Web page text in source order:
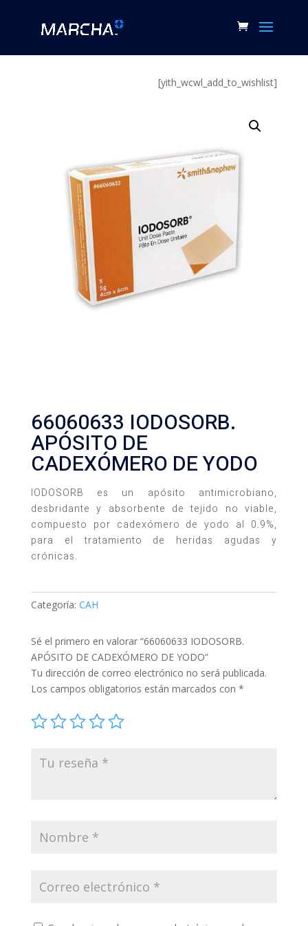
[yith_wcwl_add_to_wishlist]
66060633 IODOSORB.
APÓSITO DE
CADEXÓMERO DE YODO
IODOSORB es un apósito antimicrobiano,
desbridante y absorbente de tejido no viable,
compuesto por cadexómero de yodo al 0.9%,
para el tratamiento de heridas agudas y
crónicas.
Categoría: CAH
Sé el primero en valorar “66060633 IODOSORB.
APÓSITO DE CADEXÓMERO DE YODO”
Tu dirección de correo electrónico no será publicada.
Los campos obligatorios están marcados con *